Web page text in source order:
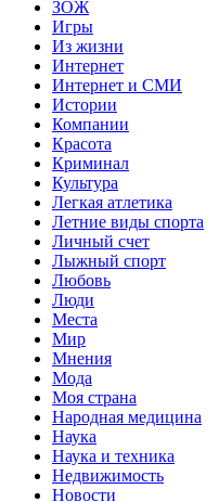
ЗОЖ
Игры
Из жизни
Интернет
Интернет и СМИ
Истории
Компании
Красота
Криминал
Культура
Легкая атлетика
Летние виды спорта
Личный счет
Лыжный спорт
Любовь
Люди
Места
Мир
Мнения
Мода
Моя страна
Народная медицина
Наука
Наука и техника
Недвижимость
Новости